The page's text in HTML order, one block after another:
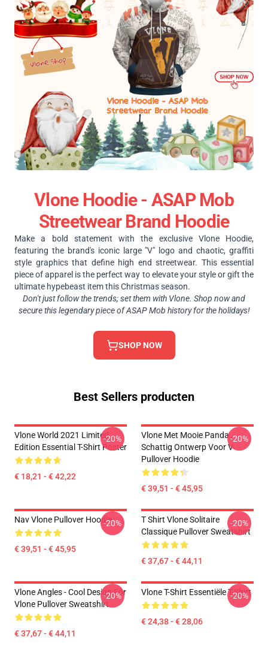
Vlone Hoodie - ASAP Mob
Streetwear Brand Hoodie
Make a bold statement with the exclusive Vlone Hoodie,
featuring the brand's iconic large "V" logo and chaotic, graffiti
style graphics that define high end streetwear. This essential
piece of apparel is the perfect way to elevate your style or gift the
ultimate hypebeast item this Christmas season.
Don't just follow the trends; set them with Vlone. Shop now and
secure this legendary piece of ASAP Mob history for the holidays!
SHOP NOW
Best Sellers producten
Vlone World 2021 Limited
Edition Essential T-Shirt Poster
€ 18,21 - € 42,22
-20%
Vlone Met Mooie Panda ,
Schattig Ontwerp Voor V
Pullover Hoodie
€ 39,51 - € 45,95
-20%
Nav Vlone Pullover Hoodie
€ 39,51 - € 45,95
-20%
T Shirt Vlone Solitaire
Classique Pullover Sweatshirt
€ 37,67 - € 44,11
-20%
Vlone Angles - Cool Design For
Vlone Pullover Sweatshirt
€ 37,67 - € 44,11
-20% Vlone T-Shirt Essentiële T-Shirt
€ 24,38 - € 28,06
-20%